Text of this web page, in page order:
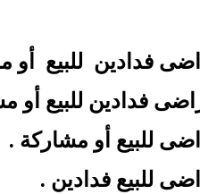
فدادين للبيع
فدادين للبيع أو
للبيع أو مشاركة .
للبيع فدادين .